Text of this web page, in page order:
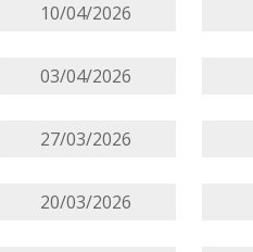
10/04/2026
03/04/2026
27/03/2026
20/03/2026